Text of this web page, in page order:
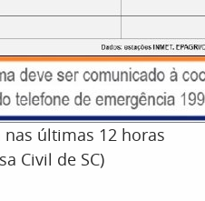
últimas 12 horas
Civil de SC)